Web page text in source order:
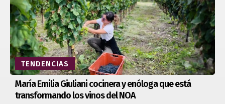
TENDENCIAS
María Emilia Giuliani cocinera y enóloga que está
transformando los vinos del NOA